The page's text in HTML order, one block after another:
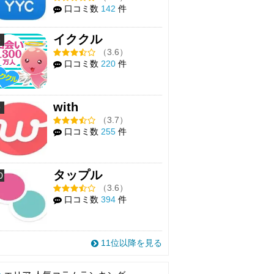
口コミ数 142 件
イククル
（3.6）
口コミ数 220 件
with
（3.7）
口コミ数 255 件
タップル
（3.6）
口コミ数 394 件
11位以降を見る